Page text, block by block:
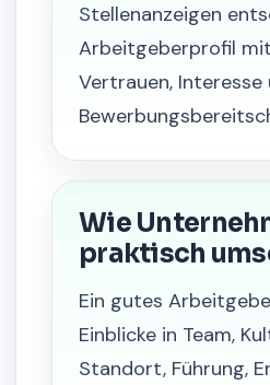
Stellenanzeigen
Arbeitgeberprofil
Vertrauen, Interesse
Wie
praktisch
Ein gutes
Einblicke in Team,
Standort, Führung,